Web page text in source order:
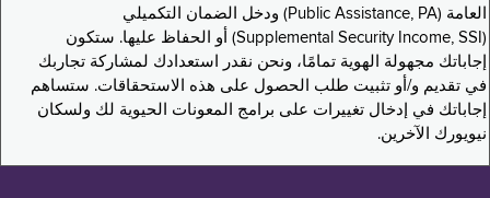
العامة (Public Assistance, PA) ودخل الضمان التكميلي
(Supplemental Security Income, SSI) أو الحفاظ عليها. ستكون
إجاباتك مجهولة الهوية تمامًا، ونحن نقدر استعدادك لمشاركة تجاربك
في تقديم و/أو تثبيت طلب الحصول على هذه الاستحقاقات. ستساهم
إجاباتك في إدخال تغييرات على برامج المعونات الحيوية لك ولسكان
نيويورك الآخرين.